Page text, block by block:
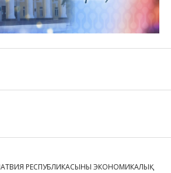
РЕСПУБЛИКАСЫНЫҢ ЭКОНОМИКАЛЫҚ